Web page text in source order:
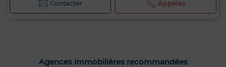
Contacter Appelez
Agences immobilières recommandées